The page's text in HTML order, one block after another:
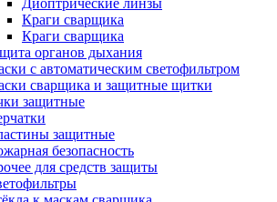
Диоптрические линзы
Краги сварщика
Краги сварщика
органов дыхания
с автоматическим светофильтром
сварщика и защитные щитки
защитные
защитные
безопасность
для средств защиты